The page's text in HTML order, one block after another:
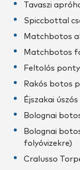
Tavaszi
Spiccbottal
Matchbotos
Matchbotos
Feltolós
Rakós botos
Éjszakai
Bolognai
Bolognai
folyóvizekre)
Cralusso